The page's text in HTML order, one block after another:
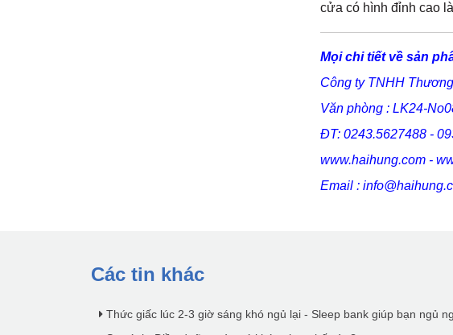
cửa có hình đỉnh cao
Mọi chi tiết về sản
Công ty TNHH
Văn phòng : LK24-
ĐT: 0243.5627488 -
www.haihung.com -
Email :
Các tin khác
Thức giấc lúc 2-3 giờ sáng khó ngủ lại - Sleep bank giúp bạn ngủ